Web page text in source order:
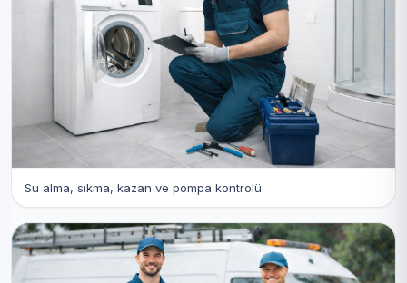
Su alma, sıkma, kazan ve pompa kontrolü